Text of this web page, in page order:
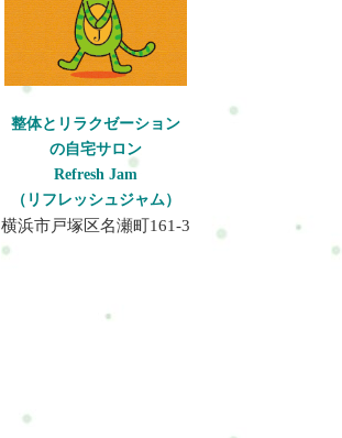
整体とリラクゼーション
の自宅サロン
Refresh Jam
（リフレッシュジャム）
横浜市戸塚区名瀬町161-3